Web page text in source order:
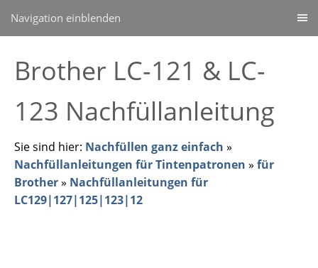
Navigation einblenden
Brother LC-121 & LC-
123 Nachfüllanleitung
Sie sind hier: Nachfüllen ganz einfach »
Nachfüllanleitungen für Tintenpatronen » für
Brother» Nachfüllanleitungen für
LC129|127|125|123|12